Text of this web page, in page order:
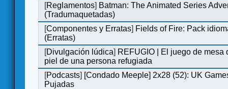
[Reglamentos] Batman: The Animated Series
(Tradumaquetadas)
[Componentes y Erratas] Fields of Fire: Pack
(Erratas)
[Divulgación lúdica] REFUGIO | El juego de mesa
piel de una persona refugiada
[Podcasts] [Condado Meeple] 2x28 (52): UK
Pujadas